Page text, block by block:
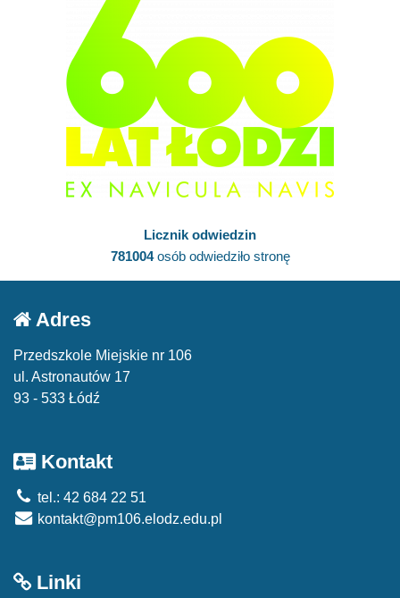
Licznik odwiedzin
781004osób odwiedziło stronę
Adres
Przedszkole Miejskie nr 106
ul. Astronautów 17
93 - 533 Łódź
Kontakt
tel.: 42 684 22 51
kontakt@pm106.elodz.edu.pl
Linki